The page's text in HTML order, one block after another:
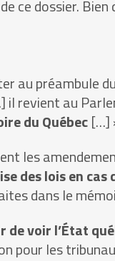
ce dossier.
au préambule
il revient au
du Québec[…]
les
des lois en
dans le
de voir l’État
pour les